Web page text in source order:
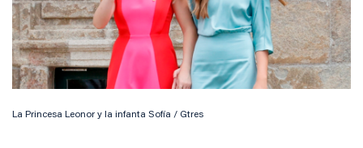
La Princesa Leonor y la infanta Sofía / Gtres